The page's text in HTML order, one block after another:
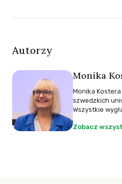
Autorzy
Monika
Monika
szwedzkich
Wszystkie
Zobacz